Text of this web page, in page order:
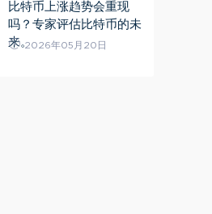
比特币上涨趋势会重现
吗？专家评估比特币的未
来。2026年05月20日